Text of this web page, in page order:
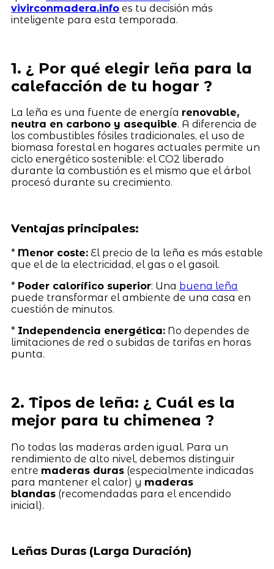
vivirconmadera.infoes tu decisión más
inteligente para esta temporada.
1. ¿ Por qué elegir leña para la
calefacción de tu hogar ?
La leña es una fuente de energía renovable,
neutra en carbono y asequible. A diferencia de
los combustibles fósiles tradicionales, el uso de
biomasa forestal en hogares actuales permite un
ciclo energético sostenible: el CO2 liberado
durante la combustión es el mismo que el árbol
procesó durante su crecimiento.
Ventajas principales:
* Menor coste:El precio de la leña es más estable
que el de la electricidad, el gas o el gasoil.
* Poder calorífico superior: Una buena leña
puede transformar el ambiente de una casa en
cuestión de minutos.
* Independencia energética:No dependes de
limitaciones de red o subidas de tarifas en horas
punta.
2. Tipos de leña: ¿ Cuál es la
mejor para tu chimenea ?
No todas las maderas arden igual. Para un
rendimiento de alto nivel, debemos distinguir
entre maderas duras(especialmente indicadas
para mantener el calor) y maderas
blandas(recomendadas para el encendido
inicial).
Leñas Duras (Larga Duración)